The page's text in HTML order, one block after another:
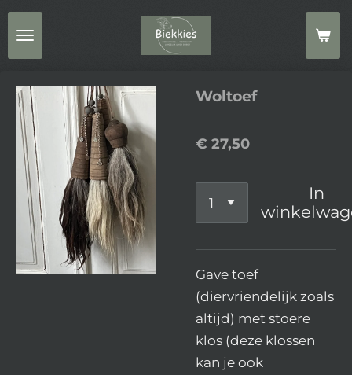
Ga
direct
naar
de
hoofdinhoud
Woltoef
€ 27,50
In
Gave toef
(diervriendelijk zoals
altijd) met stoere
klos (deze klossen
kan je ook